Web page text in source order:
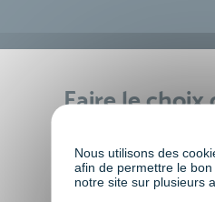
Faire le choix
Nous utilisons des
afin de permettre le
notre site sur plusieurs